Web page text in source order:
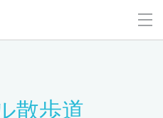
散歩道